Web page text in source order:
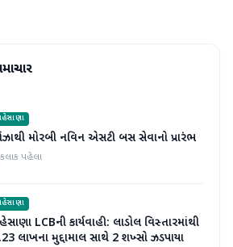
મોરબી નવિન એસટી બસ સેવાનો પ્રારંભ
પહેલા
LCBની કાર્યવાહી: લાડોલ વિસ્તારમાંથી
લાખના મુદ્દામાલ સાથે 2 શખ્સો ઝડપાયા